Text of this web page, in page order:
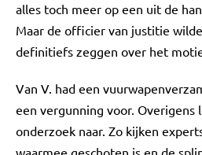
alles toch meer op een uit de
Maar de officier van justitie
definitiefs zeggen over het
Van V. had een
een vergunning voor. Overigens
onderzoek naar. Zo kijken
waarmee geschoten is en de